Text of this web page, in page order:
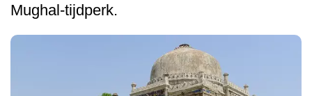
Mughal-tijdperk.